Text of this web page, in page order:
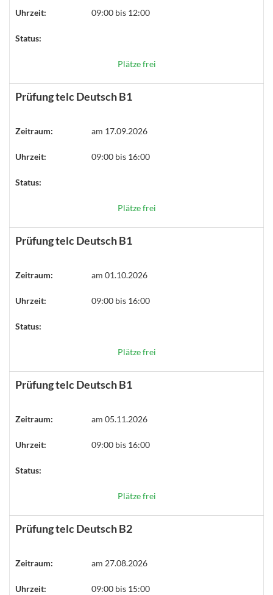
Uhrzeit: 09:00 bis 12:00
Status:
Plätze frei
Prüfung telc Deutsch B1
Zeitraum: am 17.09.2026
Uhrzeit: 09:00 bis 16:00
Status:
Plätze frei
Prüfung telc Deutsch B1
Zeitraum: am 01.10.2026
Uhrzeit: 09:00 bis 16:00
Status:
Plätze frei
Prüfung telc Deutsch B1
Zeitraum: am 05.11.2026
Uhrzeit: 09:00 bis 16:00
Status:
Plätze frei
Prüfung telc Deutsch B2
Zeitraum: am 27.08.2026
Uhrzeit: 09:00 bis 15:00